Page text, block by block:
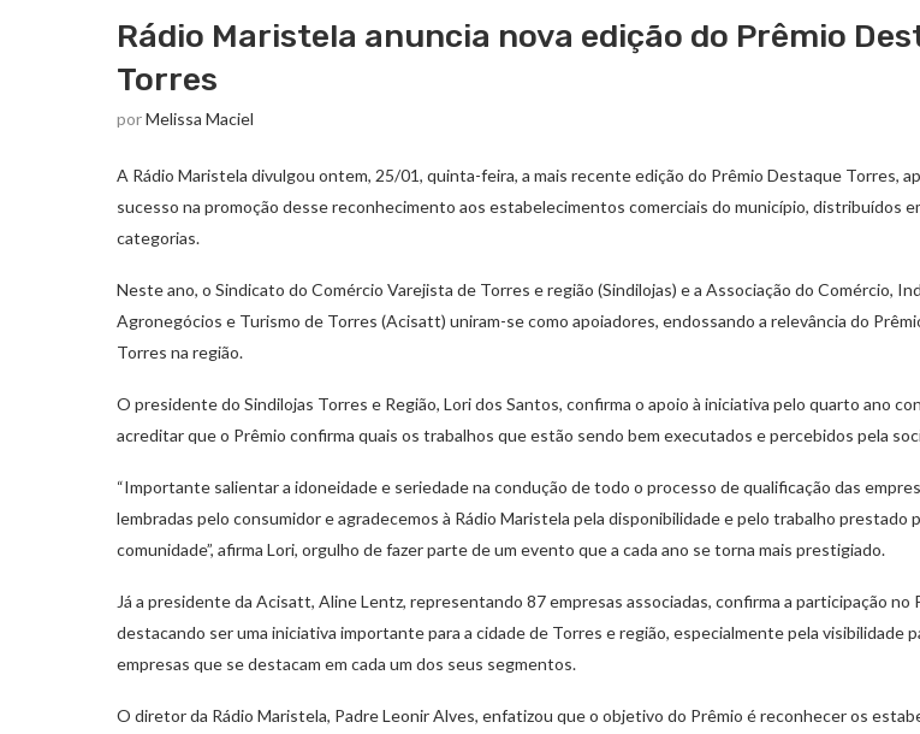
Rádio Maristela anuncia nova edição do Prêmio
Torres
porMelissa Maciel
A Rádio Maristela divulgou ontem, 25/01, quinta-feira, a mais recente edição do Prêmio Destaque Torres,
sucesso na promoção desse reconhecimento aos estabelecimentos comerciais do município, distribuídos
categorias.
Neste ano, o Sindicato do Comércio Varejista de Torres e região (Sindilojas) e a Associação do Comércio,
Agronegócios e Turismo de Torres (Acisatt) uniram-se como apoiadores, endossando a relevância do
Torres na região.
O presidente do Sindilojas Torres e Região, Lori dos Santos, confirma o apoio à iniciativa pelo quarto ano
acreditar que o Prêmio confirma quais os trabalhos que estão sendo bem executados e percebidos pela
“Importante salientar a idoneidade e seriedade na condução de todo o processo de qualificação das
lembradas pelo consumidor e agradecemos à Rádio Maristela pela disponibilidade e pelo trabalho prestado
comunidade”, afirma Lori, orgulho de fazer parte de um evento que a cada ano se torna mais prestigiado.
Já a presidente da Acisatt, Aline Lentz, representando 87 empresas associadas, confirma a participação no
destacando ser uma iniciativa importante para a cidade de Torres e região, especialmente pela visibilidade
empresas que se destacam em cada um dos seus segmentos.
O diretor da Rádio Maristela, Padre Leonir Alves, enfatizou que o objetivo do Prêmio é reconhecer os